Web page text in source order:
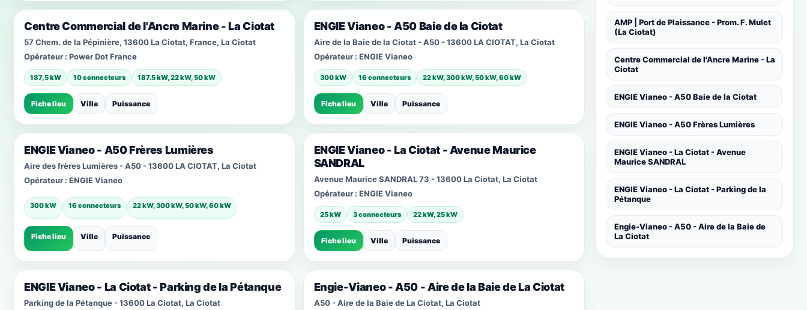
Centre Commercial de l'Ancre Marine - La Ciotat
57 Chem. de la Pépinière, 13600 La Ciotat, France, La Ciotat
Opérateur : Power Dot France
187,5 kW 10 connecteurs 187.5 kW, 22 kW, 50 kW
Fiche lieu Ville Puissance
ENGIE Vianeo - A50 Baie de la Ciotat
Aire de la Baie de la Ciotat - A50 - 13600 LA CIOTAT, La Ciotat
Opérateur : ENGIE Vianeo
300 kW 16 connecteurs 22 kW, 300 kW, 50 kW, 60 kW
Fiche lieu Ville Puissance
ENGIE Vianeo - A50 Frères Lumières
Aire des frères Lumières - A50 - 13600 LA CIOTAT, La Ciotat
Opérateur : ENGIE Vianeo
300 kW 16 connecteurs 22 kW, 300 kW, 50 kW, 60 kW
Fiche lieu Ville Puissance
ENGIE Vianeo - La Ciotat - Avenue Maurice
SANDRAL
Avenue Maurice SANDRAL 73 - 13600 La Ciotat, La Ciotat
Opérateur : ENGIE Vianeo
25 kW 3 connecteurs 22 kW, 25 kW
Fiche lieu Ville Puissance
ENGIE Vianeo - La Ciotat - Parking de la Pétanque
Parking de la Pétanque - 13600 La Ciotat, La Ciotat
Engie-Vianeo - A50 - Aire de la Baie de La Ciotat
A50 - Aire de la Baie de La Ciotat, La Ciotat
AMP | Port de Plaissance - Prom. F. Mulet
(La Ciotat)
Centre Commercial de l'Ancre Marine - La
Ciotat
ENGIE Vianeo - A50 Baie de la Ciotat
ENGIE Vianeo - A50 Frères Lumières
ENGIE Vianeo - La Ciotat - Avenue
Maurice SANDRAL
ENGIE Vianeo - La Ciotat - Parking de la
Pétanque
Engie-Vianeo - A50 - Aire de la Baie de
La Ciotat